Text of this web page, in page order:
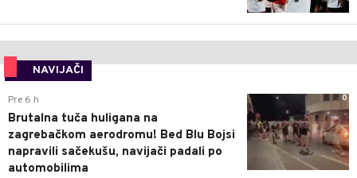
NAVIJAČI
0
Pre 6 h
Brutalna tuča huligana na
zagrebačkom aerodromu! Bed Blu Bojsi
napravili sačekušu, navijači padali po
automobilima